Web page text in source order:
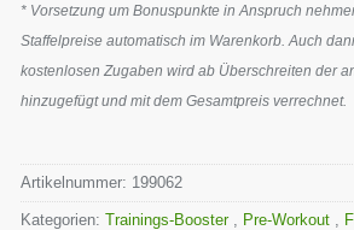
* Vorsetzung um Bonuspunkte in Anspruch
Staffelpreise automatisch im Warenkorb. Auch
kostenlosen Zugaben wird ab Überschreiten der
hinzugefügt und mit dem Gesamtpreis verrechnet.
Artikelnummer: 199062
Kategorien:Trainings-Booster Pre-Workout